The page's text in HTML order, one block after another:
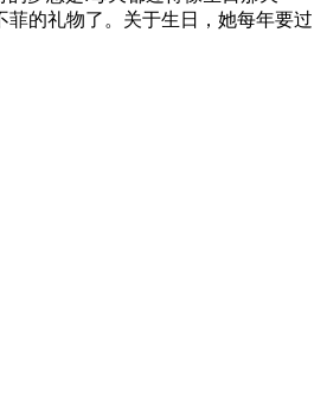
的礼物了。关于生日，她每年要过